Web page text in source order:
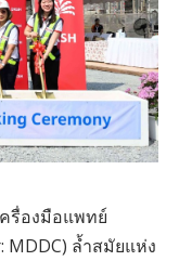
รื่องมือแพทย์
MDDC) ล้ำสมัยแห่ง